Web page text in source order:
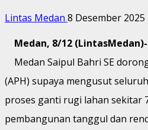
Lintas Medan 8 Desember 2025
Medan, 8/12
Medan Saipul Bahri SE
(APH) supaya mengusut
proses ganti rugi lahan sekitar
pembangunan tanggul dan